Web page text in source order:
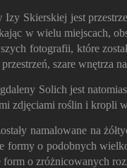
Izy Skierskiej jest
w wielu miejscach,
fotografii, które
szare wnętrza
Solich jest
zdjęciami roślin i kropli
namalowane na
formy o podobnych
form o zróżnicowanych